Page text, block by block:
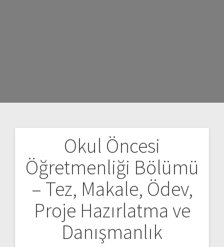
Okul Öncesi
Öğretmenliği Bölümü
– Tez, Makale, Ödev,
Proje Hazırlatma ve
Danışmanlık
Yazı
gezinmesi